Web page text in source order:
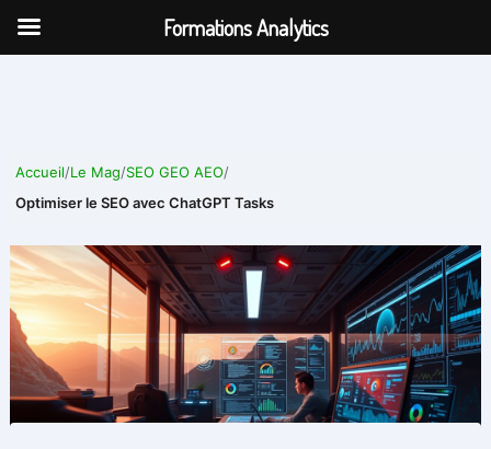
Aller
Accueil/Le Mag/SEO GEO AEO/
Optimiser le SEO avec ChatGPT Tasks
Formations Analytics